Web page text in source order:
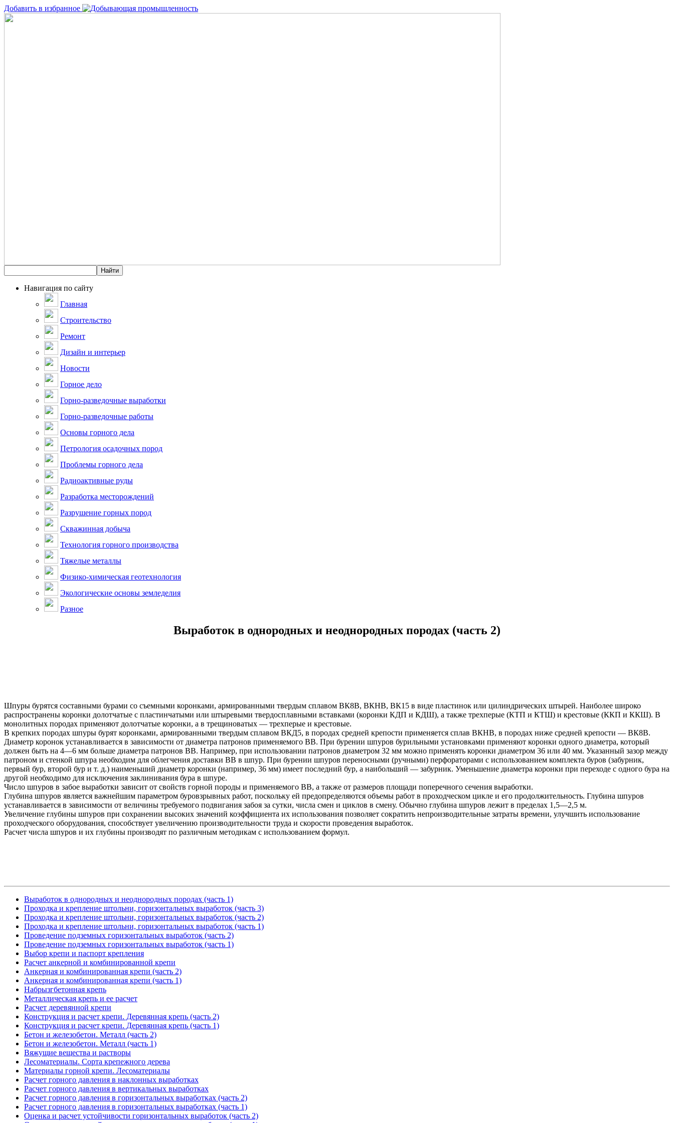
Добавить в избранное
Навигация по сайту
Главная
Строительство
Ремонт
Дизайн и интерьер
Новости
Горное дело
Горно-разведочные выработки
Горно-разведочные работы
Основы горного дела
Петрология осадочных пород
Проблемы горного дела
Радиоактивные руды
Разработка месторождений
Разрушение горных пород
Скважинная добыча
Технология горного производства
Тяжелые металлы
Физико-химическая геотехнология
Экологические основы земледелия
Разное
Выработок в однородных и неоднородных породах (часть 2)
Шпуры бурятся составными бурами со съемными коронками, армированными твердым сплавом ВК8В, ВКНВ, ВК15 в виде пластинок или цилиндрических штырей. Наиболее широко
распространены коронки долотчатые с пластинчатыми или штыревыми твердосплавными вставками (коронки КДП и КДШ), а также трехперые (КТП и КТШ) и крестовые (ККП и ККШ). В
монолитных породах применяют долотчатые коронки, а в трещиноватых — трехперые и крестовые.
В крепких породах шпуры бурят коронками, армированными твердым сплавом ВКД5, в породах средней крепости применяется сплав ВКНВ, в породах ниже средней крепости — ВК8В.
Диаметр коронок устанавливается в зависимости от диаметра патронов применяемого ВВ. При бурении шпуров бурильными установками применяют коронки одного диаметра, который
должен быть на 4—6 мм больше диаметра патронов ВВ. Например, при использовании патронов диаметром 32 мм можно применять коронки диаметром 36 или 40 мм. Указанный зазор между
патроном и стенкой шпура необходим для облегчения доставки ВВ в шпур. При бурении шпуров переносными (ручными) перфораторами с использованием комплекта буров (забурник,
первый бур, второй бур и т. д.) наименьший диаметр коронки (например, 36 мм) имеет последний бур, а наибольший — забурник. Уменьшение диаметра коронки при переходе с одного бура на
другой необходимо для исключения заклинивания бура в шпуре.
Число шпуров в забое выработки зависит от свойств горной породы и применяемого ВВ, а также от размеров площади поперечного сечения выработки.
Глубина шпуров является важнейшим параметром буровзрывных работ, поскольку ей предопределяются объемы работ в проходческом цикле и его продолжительность. Глубина шпуров
устанавливается в зависимости от величины требуемого подвигания забоя за сутки, числа смен и циклов в смену. Обычно глубина шпуров лежит в пределах 1,5—2,5 м.
Увеличение глубины шпуров при сохранении высоких значений коэффициента их использования позволяет сократить непроизводительные затраты времени, улучшить использование
проходческого оборудования, способствует увеличению производительности труда и скорости проведения выработок.
Расчет числа шпуров и их глубины производят по различным методикам с использованием формул.
Выработок в однородных и неоднородных породах (часть 1)
Проходка и крепление штольни, горизонтальных выработок (часть 3)
Проходка и крепление штольни, горизонтальных выработок (часть 2)
Проходка и крепление штольни, горизонтальных выработок (часть 1)
Проведение подземных горизонтальных выработок (часть 2)
Проведение подземных горизонтальных выработок (часть 1)
Выбор крепи и паспорт крепления
Расчет анкерной и комбинированной крепи
Анкерная и комбинированная крепи (часть 2)
Анкерная и комбинированная крепи (часть 1)
Набрызгбетонная крепь
Металлическая крепь и ее расчет
Расчет деревянной крепи
Конструкция и расчет крепи. Деревянная крепь (часть 2)
Конструкция и расчет крепи. Деревянная крепь (часть 1)
Бетон и железобетон. Металл (часть 2)
Бетон и железобетон. Металл (часть 1)
Вяжущие вещества и растворы
Лесоматериалы. Сорта крепежного дерева
Материалы горной крепи. Лесоматериалы
Расчет горного давления в наклонных выработках
Расчет горного давления в вертикальных выработках
Расчет горного давления в горизонтальных выработках (часть 2)
Расчет горного давления в горизонтальных выработках (часть 1)
Оценка и расчет устойчивости горизонтальных выработок (часть 2)